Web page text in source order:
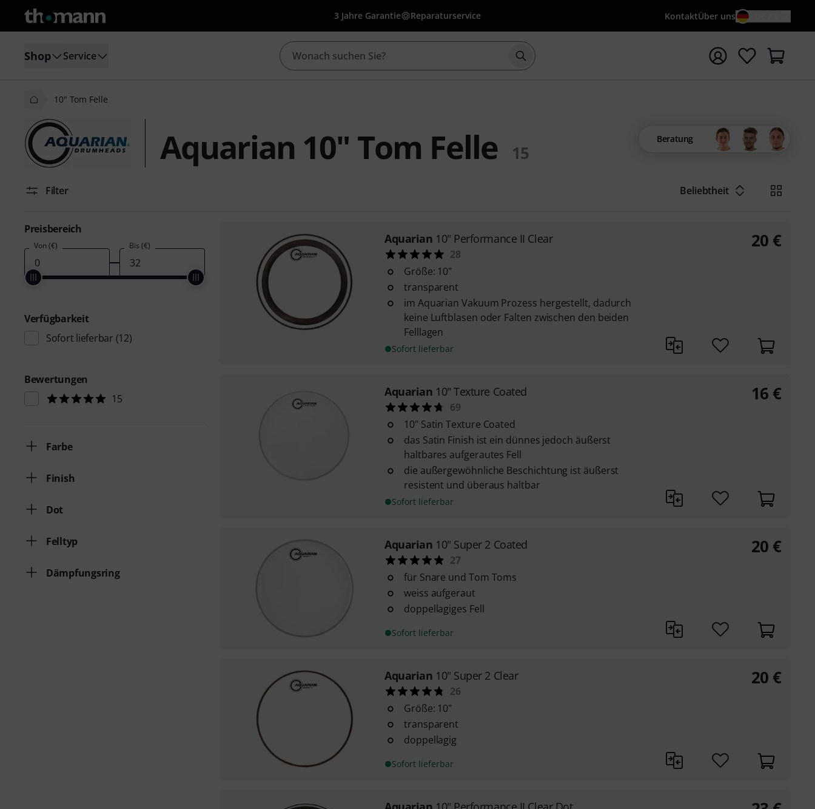
3 Jahre Garantie Reparaturservice KontaktÜber uns
Shop Service Suche mit Suchwort {searchTerm} starten
10" Tom Felle
Aquarian 10" Tom Felle 15
Beratung
Filter Beliebtheit
Preisbereich
Von (€) Bis (€)
Verfügbarkeit
Sofort lieferbar (12)
Bewertungen
15
Farbe
Finish
Dot
Felltyp
Dämpfungsring
Aquarian 10" Performance II Clear
28
Größe: 10"
transparent
im Aquarian Vakuum Prozess hergestellt, dadurch
keine Luftblasen oder Falten zwischen den beiden
Felllagen
Sofort lieferbar
20 €
Aquarian 10" Texture Coated
69
10" Satin Texture Coated
das Satin Finish ist ein dünnes jedoch äußerst
haltbares aufgerautes Fell
die außergewöhnliche Beschichtung ist äußerst
resistent und überaus haltbar
Sofort lieferbar
16 €
Aquarian 10" Super 2 Coated
27
für Snare und Tom Toms
weiss aufgeraut
doppellagiges Fell
Sofort lieferbar
20 €
Aquarian 10" Super 2 Clear
26
Größe: 10"
transparent
doppellagig
Sofort lieferbar
20 €